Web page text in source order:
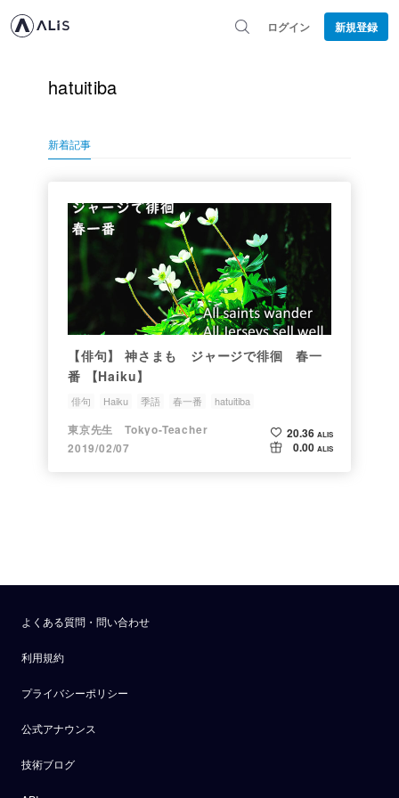
ログイン 新規登録
hatuitiba
新着記事
【俳句】 神さまも ジャージで徘徊 春一
番 【Haiku】
俳句 Haiku 季語 春一番 hatuitiba
東京先生 Tokyo-Teacher
2019/02/07
20.36 ALIS
0.00 ALIS
よくある質問・問い合わせ
利用規約
プライバシーポリシー
公式アナウンス
技術ブログ